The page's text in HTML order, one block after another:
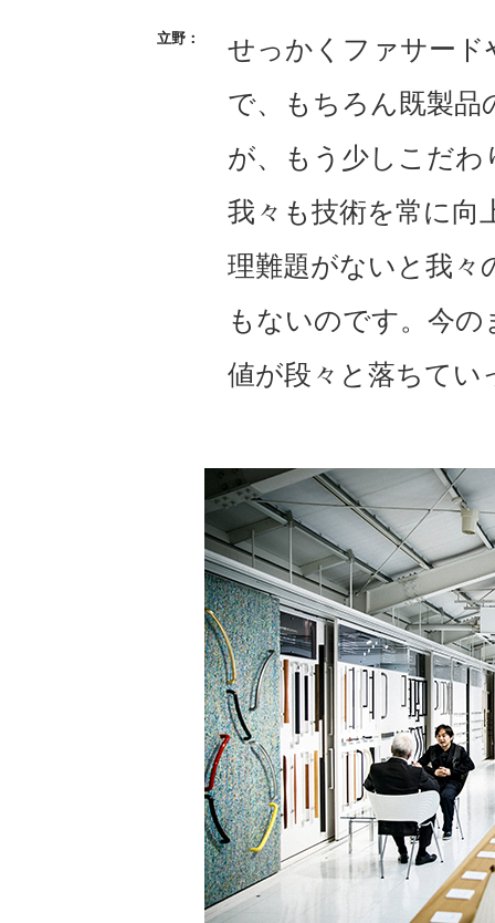
せっかくファサー
で、もちろん既製
が、もう少しこだ
我々も技術を常に向
理難題がないと我々
もないのです。今
値が段々と落ちてい